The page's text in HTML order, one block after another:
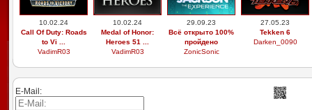
29.03.26
Выдающиеся
звери, легоси ...
M9xxsi
19.02.26
Бугатти вейрон
возле реки
iosifreshetnik
01.01.26
saab 9-5 универсал
aero
saabinside
01.01.26
saab 9-5 универсал
снег
E-Mail: